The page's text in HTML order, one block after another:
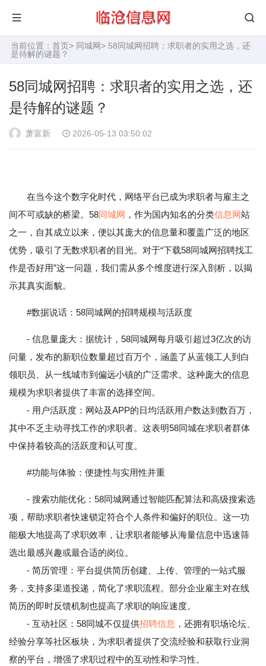
当前位置： 首页> 同城网> 58同城网招聘：求职者的实用之选，还
是待解的谜题？
58同城网招聘：求职者的实用之选，还
是待解的谜题？
萧富新 2026-05-13 03:50:02
在当今这个数字化时代，网络平台已成为求职者与雇主之
间不可或缺的桥梁。58同城网 ，作为国内知名的分类信息网站
之一，自其成立以来，便以其庞大的信息量和覆盖广泛的地区
优势，吸引了无数求职者的目光。对于“下载58同城网招聘找工
作是否好用”这一问题，我们需从多个维度进行深入剖析，以揭
示其真实面貌。
#数据说话：58同城网的招聘规模与活跃度
- 信息量庞大：据统计，58同城网每月吸引超过3亿次的访
问量，发布的新职位数量超过百万个，涵盖了从蓝领工人到白
领职员、从一线城市到偏远小镇的广泛需求。这种庞大的信息
规模为求职者提供了丰富的选择空间。
- 用户活跃度：网站及APP的日均活跃用户数达到数百万，
其中不乏主动寻找工作的求职者。这表明58同城在求职者群体
中保持着较高的活跃度和认可度。
#功能与体验：便捷性与实用性并重
- 搜索功能优化：58同城网通过智能匹配算法和高级搜索选
项，帮助求职者快速锁定符合个人条件和偏好的职位。这一功
能极大地提高了求职效率，让求职者能够从海量信息中迅速筛
选出最感兴趣或最合适的岗位。
- 简历管理：平台提供简历创建、上传、管理的一站式服
务，支持多渠道投递，简化了求职流程。部分企业雇主对在线
简历的即时反馈机制也提高了求职的响应速度。
- 互动社区：58同城不仅提供招聘信息 ，还拥有职场论坛、
经验分享等社区板块，为求职者提供了交流经验和获取行业洞
察的平台，增强了求职过程中的互动性和学习性。